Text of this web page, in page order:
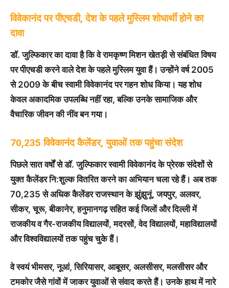
विवेकानंद पर पीएचडी, देश के पहले मुस्लिम शोधार्थी होने का
दावा
डॉ. जुल्फिकार का दावा है कि वे रामकृष्ण मिशन खेतड़ी से संबंधित विषय
पर पीएचडी करने वाले देश के पहले मुस्लिम युवा हैं। उन्होंने वर्ष 2005
से 2009 के बीच स्वामी विवेकानंद पर गहन शोध किया। यह शोध
केवल अकादमिक उपलब्धि नहीं रहा, बल्कि उनके सामाजिक और
वैचारिक जीवन की नींव बन गया।
70,235 विवेकानंद कैलेंडर, युवाओं तक पहुंचा संदेश
पिछले सात वर्षों से डॉ. जुल्फिकार स्वामी विवेकानंद के प्रेरक संदेशों से
युक्त कैलेंडर नि:शुल्क वितरित करने का अभियान चला रहे हैं। अब तक
70,235 से अधिक कैलेंडर राजस्थान के झुंझुनूं, जयपुर, अलवर,
सीकर, चूरू, बीकानेर, हनुमानगढ़ सहित कई जिलों और दिल्ली में
राजकीय व गैर-राजकीय विद्यालयों, मदरसों, वेद विद्यालयों, महाविद्यालयों
और विश्वविद्यालयों तक पहुंच चुके हैं।
वे स्वयं भीमसर, नूआं, सिरियासर, आबूसर, अलसीसर, मलसीसर और
टमकोर जैसे गांवों में जाकर युवाओं से संवाद करते हैं। उनके हाथ में नारे